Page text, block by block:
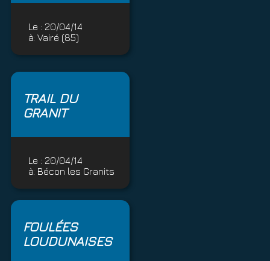
Le : 20/04/14
à:Vairé (85)
TRAIL DU
GRANIT
Le : 20/04/14
à: Bécon les Granits
FOULÉES
LOUDUNAISES